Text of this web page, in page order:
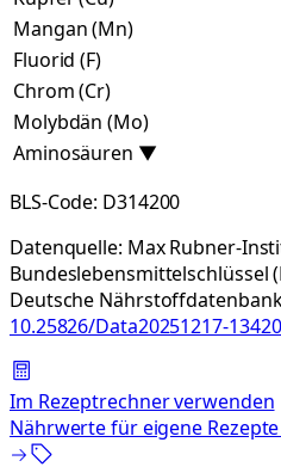
Mangan (Mn)
Fluorid (F)
Chrom (Cr)
Molybdän (Mo)
Aminosäuren ▼
BLS-Code: D314200
Datenquelle: Max Rubner-
Bundeslebensmittelschlüssel
Deutsche
10.25826/Data20251217-
Im Rezeptrechner verwenden
Nährwerte für eigene